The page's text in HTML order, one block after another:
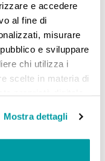
e accedere
al fine di
misurare
e sviluppare
chi utilizza i
scelte in materia di
in qualsiasi
o facendo clic
Mostra dettagli